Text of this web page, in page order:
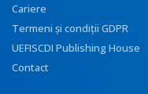
Cariere
Termeni și condiții GDPR
UEFISCDI Publishing House
Contact